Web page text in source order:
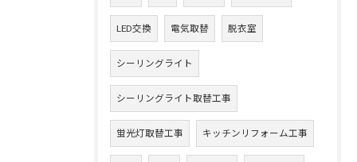
LED交換 電気取替 脱衣室
シーリングライト
シーリングライト取替工事
蛍光灯取替工事 キッチンリフォーム工事